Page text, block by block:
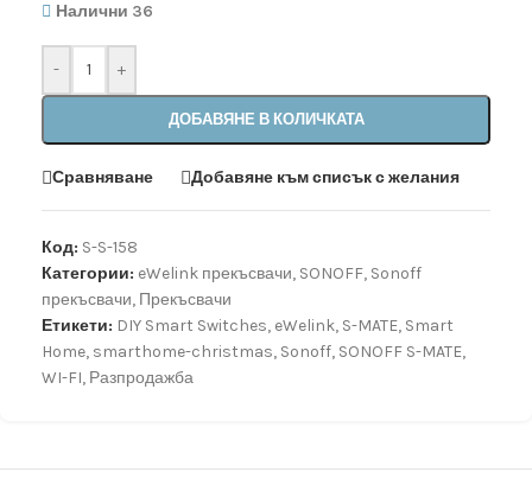
Налични 36
- +
ДОБАВЯНЕ В КОЛИЧКАТА
Сравняване Добавяне към списък с желания
Код: S-S-158
Категории: eWelink прекъсвачи, SONOFF, Sonoff
прекъсвачи, Прекъсвачи
Етикети: DIY Smart Switches, eWelink, S-MATE, Smart
Home, smarthome-christmas, Sonoff, SONOFF S-MATE,
WI-FI, Разпродажба